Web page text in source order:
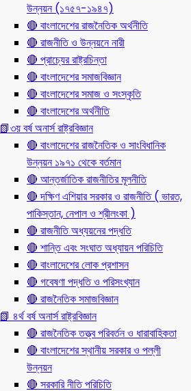
উন্নয়ন (১৭৫৭-১৯৪৭)
🔴 বাংলাদেশের রাজনৈতিক অর্থনীতি
🔴 রাজনীতি ও উন্নয়নে নারী
🔴 প্রাচ্যের রাষ্ট্রচিন্তা
🔴 বাংলাদেশের সমাজবিজ্ঞান
🔴 বাংলাদেশের সমাজ ও সংস্কৃতি
🔴 বাংলাদেশের অর্থনীতি
📗৩য় বর্ষ অনার্স রাষ্ট্রবিজ্ঞান
🔴 বাংলাদেশের রাজনৈতিক ও সাংবিধানিক
উন্নয়ন ১৯৭১ থেকে বর্তমান
🔴 আন্তর্জাতিক রাজনীতির মূলনীতি
🔴 দক্ষিণ এশিয়ার সরকার ও রাজনীতি ( ভারত,
পাকিস্তান, নেপাল ও শ্রীলংকা )
🔴 রাজনীতি অধ্যয়নের পদ্ধতি
🔴 শান্তি এবং সংঘাত অধ্যায়ন পরিচিতি
🔴 বাংলাদেশের লোক প্রশাসন
🔴 গবেষণা পদ্ধতি ও পরিসংখ্যান
🔴 রাজনৈতিক সমাজবিজ্ঞান
📗 ৪র্থ বর্ষ অনার্স রাষ্ট্রবিজ্ঞান
🔴 রাজনৈতিক তত্ত্ব পরিবর্তন ও ধারাবাহিকতা
🔴 বাংলাদেশের স্থানীয় সরকার ও পল্লী
উন্নয়ন
🔴 সরকারি নীতি পরিচিতি